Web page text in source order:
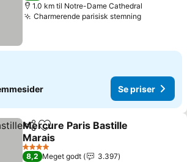
1.0 km til Notre-Dame Cathedral
Charmerende parisisk stemning
Se priser
Del Føj til favoritter
Mercure Paris Bastille
Marais
4 Stjerner
8,2 Meget godt
3.397